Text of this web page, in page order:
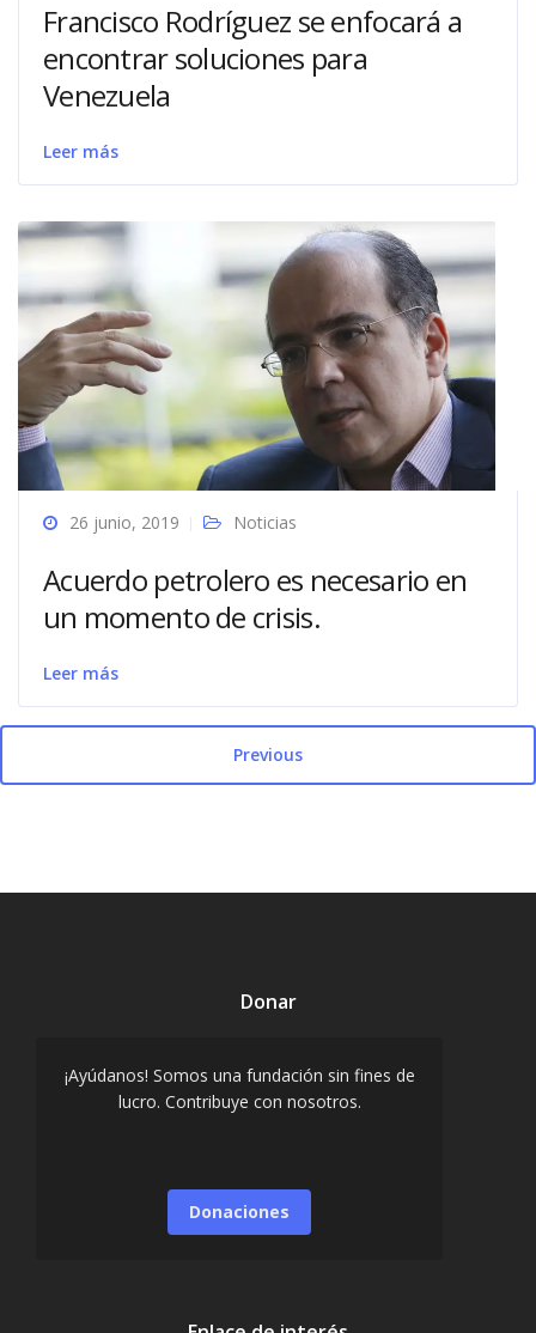
Francisco Rodríguez se enfocará a
encontrar soluciones para
Venezuela
Leer más
26 junio, 2019 Noticias
Acuerdo petrolero es necesario en
un momento de crisis.
Leer más
Previous
Donar
¡Ayúdanos! Somos una fundación sin fines de
lucro. Contribuye con nosotros.
Donaciones